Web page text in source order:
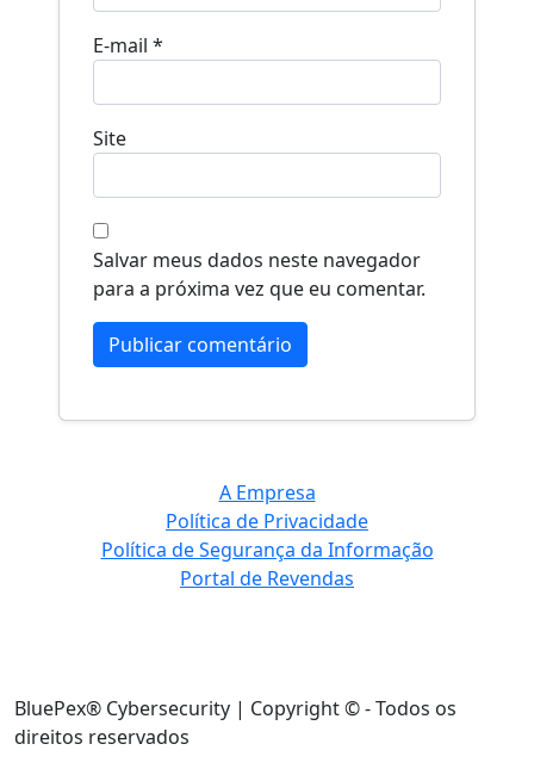
E-mail*
Site
Salvar meus dados neste navegador
para a próxima vez que eu comentar.
A Empresa
Política de Privacidade
Política de Segurança da Informação
Portal de Revendas
BluePex® Cybersecurity | Copyright © - Todos os
direitos reservados